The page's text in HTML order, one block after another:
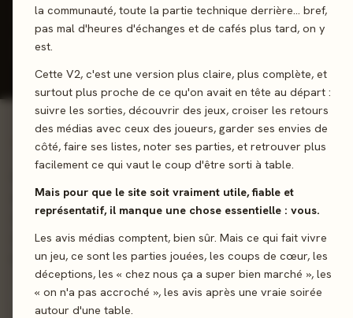
la communauté, toute la partie technique derrière… bref,
pas mal d'heures d'échanges et de cafés plus tard, on y
est.
Cette V2, c'est une version plus claire, plus complète, et
surtout plus proche de ce qu'on avait en tête au départ :
suivre les sorties, découvrir des jeux, croiser les retours
des médias avec ceux des joueurs, garder ses envies de
côté, faire ses listes, noter ses parties, et retrouver plus
facilement ce qui vaut le coup d'être sorti à table.
Mais pour que le site soit vraiment utile, fiable et
représentatif, il manque une chose essentielle : vous.
Les avis médias comptent, bien sûr. Mais ce qui fait vivre
un jeu, ce sont les parties jouées, les coups de cœur, les
déceptions, les « chez nous ça a super bien marché », les
« on n'a pas accroché », les avis après une vraie soirée
autour d'une table.
J'ai joué Envie de jouer Wishlist
Donner mon avis
01 - LE JEU
associations d'idées. La Mairie souhaite agrandir sa ville !
vous les mêmes associations d'idée qu'elle, vous permettant
connecter un maximum de lieux et réussir une ville unique et
insolite?
Pose de tuiles Coop’ Association d'idées